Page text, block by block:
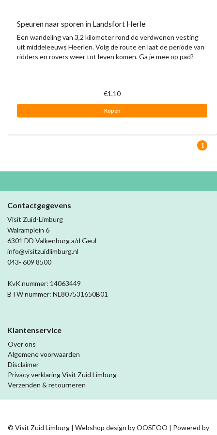
Speuren naar sporen in Landsfort Herle
Een wandeling van 3,2 kilometer rond de verdwenen vesting
uit middeleeuws Heerlen. Volg de route en laat de periode van
ridders en rovers weer tot leven komen. Ga je mee op pad?
€1,10
Kopen
1
Contactgegevens
Visit Zuid-Limburg
Walramplein 6
6301 DD Valkenburg a/d Geul
info@visitzuidlimburg.nl
043- 609 8500
KvK nummer: 14063449
BTW nummer: NL807531650B01
Klantenservice
Over ons
Algemene voorwaarden
Disclaimer
Privacy verklaring Visit Zuid Limburg
Verzenden & retourneren
© Visit Zuid Limburg | Webshop design byOOSEOO | Powered by